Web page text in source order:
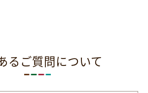
るご質問について